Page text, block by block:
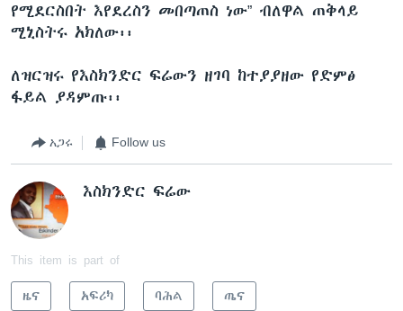
የሚደርስበት እየደረስን መበጣጠስ ነው” ብለዋል ጠቅላይ
ሚኒስትሩ አክለው፡፡
ለዝርዝሩ የእስክንድር ፍሬውን ዘገባ ከተያያዘው የድምፅ
ፋይል ያዳምጡ፡፡
አጋሩ Follow us
እስክንድር ፍሬው
This item is part of
ዜና አፍሪካ ባሕል ጤና